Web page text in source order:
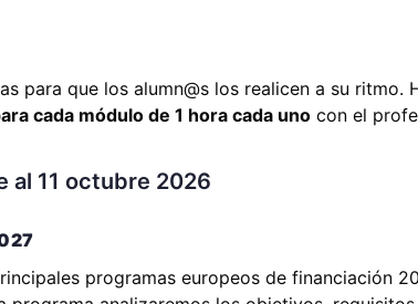
para que los alumn@s los realicen a su ritmo.
cada módulo de 1 hora cada uno con el
al 11 octubre 2026
programas europeos de financiación